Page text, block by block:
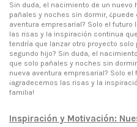
Sin duda, el nacimiento de un
pañales y noches sin dormir,
aventura empresarial? Solo el
las risas y la inspiración continua
tendría que lanzar otro proyecto
segundo hijo? Sin duda, el
que solo pañales y noches sin
nueva aventura empresarial? Solo
¡agradecemos las risas y la
familia!
Inspiración y Motivación: